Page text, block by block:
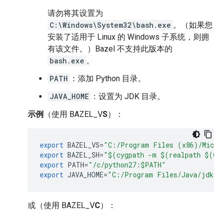
请勿将其设置为
C:\Windows\System32\bash.exe 。（如果您
安装了适用于 Linux 的 Windows 子系统，则拥
有该文件。）Bazel 不支持此版本的
bash.exe 。
PATH
：添加 Python 目录。
JAVA_HOME ：设置为 JDK 目录。
示例
（使用 BAZEL_VS）：
export BAZEL_VS="C:/Program Files (x86)/
export BAZEL_SH="$(cygpath -m $(realpath
export PATH="/c/python27:$PATH"
export JAVA_HOME="C:/Program Files/Java/jdk-
或（使用 BAZEL_VC）：